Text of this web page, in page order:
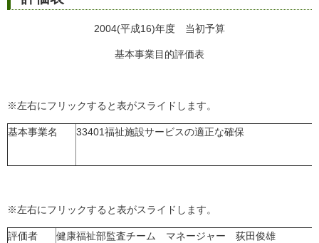
2004(平成16)年度 当初予算
基本事業目的評価表
※左右にフリックすると表がスライドします。
基本事業名 33401福祉施設サービスの適正な確保
※左右にフリックすると表がスライドします。
評価者 健康福祉部監査チーム マネージャー 荻田俊雄